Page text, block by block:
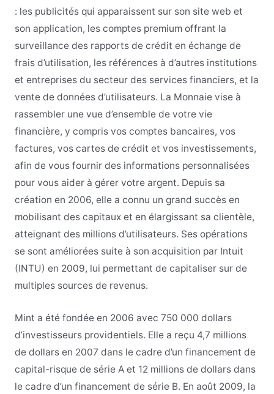
: les publicités qui apparaissent sur son site web et
son application, les comptes premium offrant la
surveillance des rapports de crédit en échange de
frais d’utilisation, les références à d’autres institutions
et entreprises du secteur des services financiers, et la
vente de données d’utilisateurs. La Monnaie vise à
rassembler une vue d’ensemble de votre vie
financière, y compris vos comptes bancaires, vos
factures, vos cartes de crédit et vos investissements,
afin de vous fournir des informations personnalisées
pour vous aider à gérer votre argent. Depuis sa
création en 2006, elle a connu un grand succès en
mobilisant des capitaux et en élargissant sa clientèle,
atteignant des millions d’utilisateurs. Ses opérations
se sont améliorées suite à son acquisition par Intuit
(INTU) en 2009, lui permettant de capitaliser sur de
multiples sources de revenus.
Mint a été fondée en 2006 avec 750 000 dollars
d’investisseurs providentiels. Elle a reçu 4,7 millions
de dollars en 2007 dans le cadre d’un financement de
capital-risque de série A et 12 millions de dollars dans
le cadre d’un financement de série B. En août 2009, la